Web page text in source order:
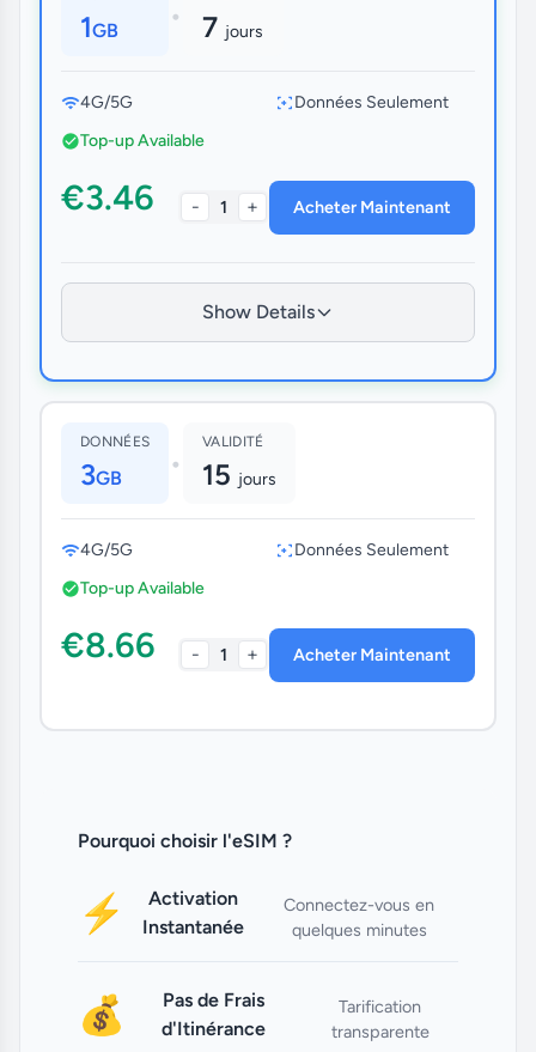
1GB • 7 jours
4G/5G
Données Seulement
Top-up Available
€3.46 - 1 + Acheter Maintenant
Show Details
DONNÉES
3GB •
VALIDITÉ
15 jours
4G/5G
Données Seulement
Top-up Available
€8.66 - 1 + Acheter Maintenant
Pourquoi choisir l'eSIM ?
⚡
Activation
Instantanée
Connectez-vous en
quelques minutes
💰
Pas de Frais
d'Itinérance
Tarification
transparente